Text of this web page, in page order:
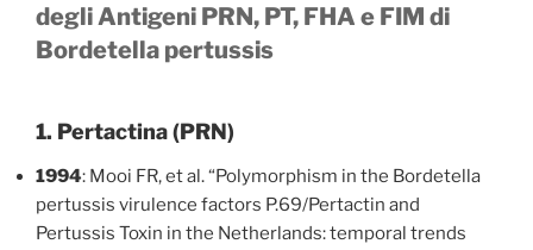
degli Antigeni PRN, PT, FHA e FIM di
Bordetella pertussis
1. Pertactina (PRN)
1994: Mooi FR, et al. “Polymorphism in the Bordetella
pertussis virulence factors P.69/Pertactin and
Pertussis Toxin in the Netherlands: temporal trends